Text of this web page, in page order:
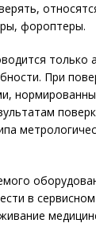
фороптеры.
только
При
в